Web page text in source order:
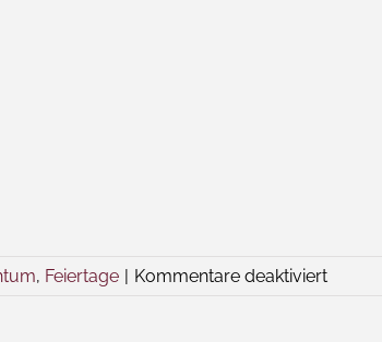
, Feiertage | Kommentare deaktiviertfür